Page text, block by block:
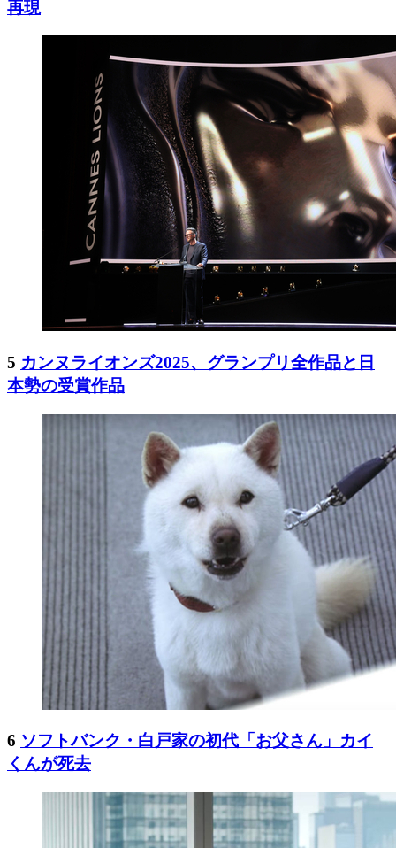
再現
5 カンヌライオンズ2025、グランプリ全作品と日
本勢の受賞作品
6 ソフトバンク・白戸家の初代「お父さん」カイ
くんが死去